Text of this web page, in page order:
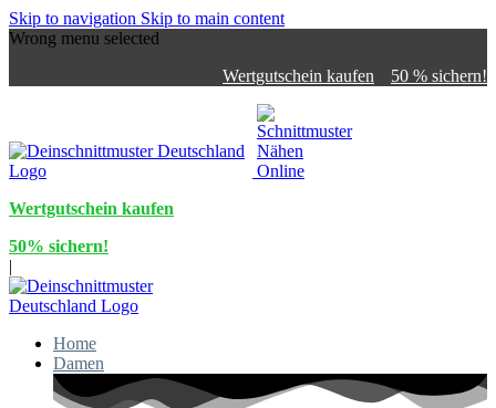
Skip to navigation Skip to main content
Wrong menu selected
Wertgutschein kaufen
50 % sichern!
Wertgutschein kaufen
50% sichern!
|
Home
Damen